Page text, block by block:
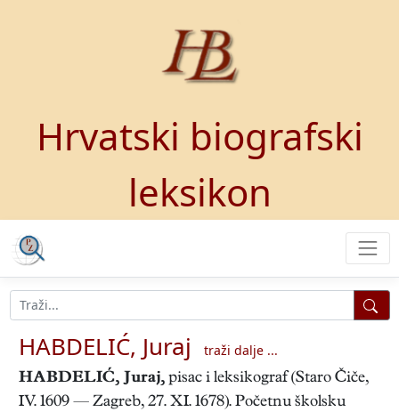
Hrvatski biografski
leksikon
HABDELIĆ, Juraj
traži dalje ...
HABDELIĆ, Juraj, pisac i leksikograf (Staro Čiče,
IV. 1609 — Zagreb, 27. XI. 1678). Početnu školsku